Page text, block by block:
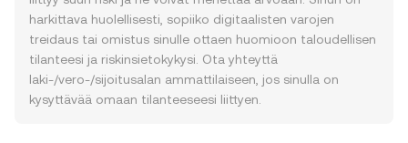
harkittava huolellisesti, sopiiko digitaalisten varojen
treidaus tai omistus sinulle ottaen huomioon taloudellisen
tilanteesi ja riskinsietokykysi. Ota yhteyttä
laki-/vero-/sijoitusalan ammattilaiseen, jos sinulla on
kysyttävää omaan tilanteeseesi liittyen.